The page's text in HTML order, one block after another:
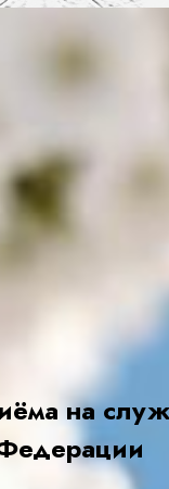
на